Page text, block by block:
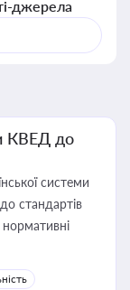
джерела
КВЕД до
системи
до стандартів